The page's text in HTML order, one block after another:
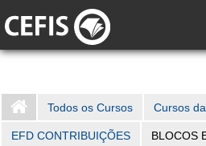
Todos os Cursos Cursos
EFD CONTRIBUIÇÕES BLOCOS